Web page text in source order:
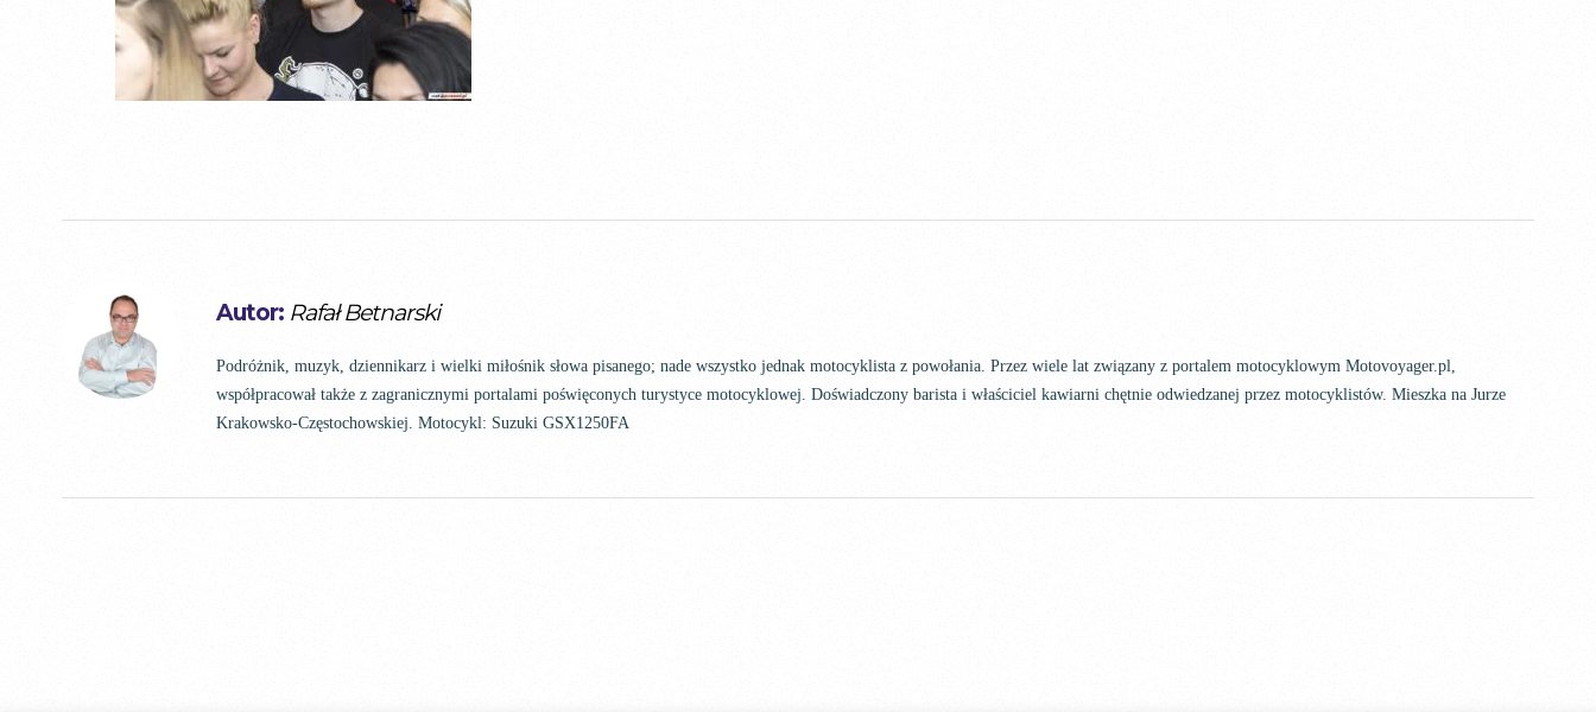
Autor: Rafał Betnarski
Podróżnik, muzyk, dziennikarz i wielki miłośnik słowa pisanego; nade wszystko jednak motocyklista z powołania. Przez wiele lat związany z portalem motocyklowym Motovoyager.pl,
współpracował także z zagranicznymi portalami poświęconych turystyce motocyklowej. Doświadczony barista i właściciel kawiarni chętnie odwiedzanej przez motocyklistów. Mieszka na Jurze
Krakowsko-Częstochowskiej. Motocykl: Suzuki GSX1250FA